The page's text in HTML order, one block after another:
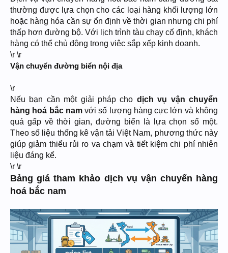
thường được lựa chọn cho các loại hàng khối lượng lớn
hoặc hàng hóa cần sự ổn định về thời gian nhưng chi phí
thấp hơn đường bộ. Với lịch trình tàu chạy cố định, khách
hàng có thể chủ động trong việc sắp xếp kinh doanh.
\r \r
Vận chuyển đường biển nội địa
\r
Nếu bạn cần một giải pháp cho dịch vụ vận chuyển
hàng hoá bắc namvới số lượng hàng cực lớn và không
quá gấp về thời gian, đường biển là lựa chọn số một.
Theo số liệu thống kê vận tải Việt Nam, phương thức này
giúp giảm thiểu rủi ro va chạm và tiết kiệm chi phí nhiên
liệu đáng kể.
\r \r
Bảng giá tham khảo dịch vụ vận chuyển hàng
hoá bắc nam